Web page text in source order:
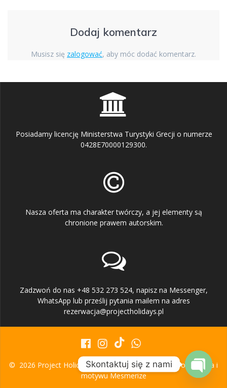
Dodaj komentarz
Musisz się zalogować, aby móc dodać komentarz.
Posiadamy licencję Ministerstwa Turystyki Grecji o numerze
0428E70000129300.
Nasza oferta ma charakter twórczy, a jej elementy są
chronione prawem autorskim.
Zadzwoń do nas +48 532 273 524, napisz na Messenger,
WhatsApp lub prześlij pytania mailem na adres
rezerwacja@projectholidays.pl
© 2026 Project Holidays. Zbudowano przy użyciu WordPressa i
motywu Mesmerize
Skontaktuj się z nami